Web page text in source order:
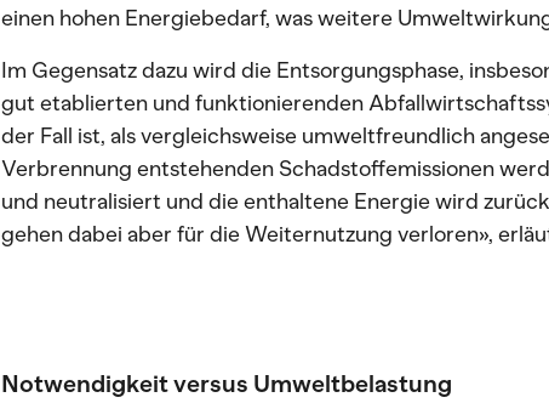
einen hohen Energiebedarf, was weitere
Im Gegensatz dazu wird die Entsorgungsphase,
gut etablierten und funktionierenden
der Fall ist, als vergleichsweise umweltfreundlich
Verbrennung entstehenden Schadstoffemissionen
und neutralisiert und die enthaltene Energie wird
gehen dabei aber für die Weiternutzung verloren»,
Notwendigkeit versus Umweltbelastung